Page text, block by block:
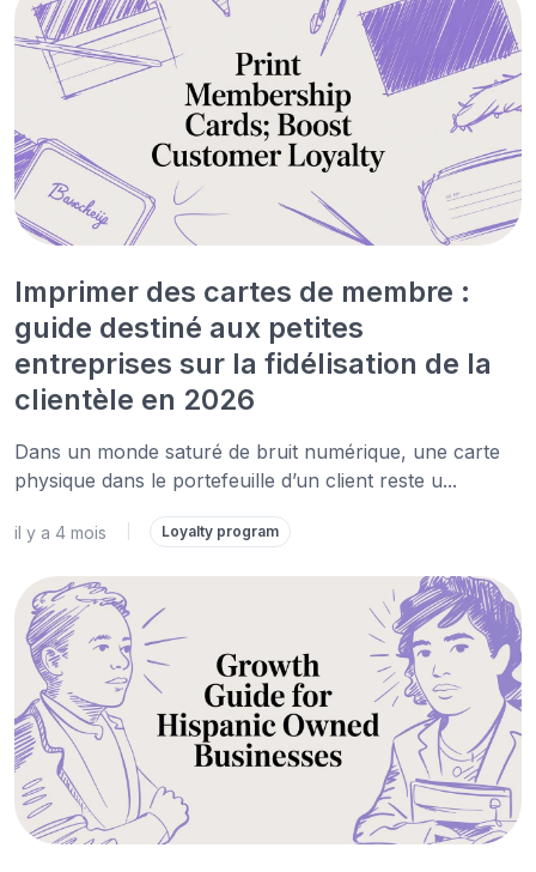
Imprimer des cartes de membre :
guide destiné aux petites
entreprises sur la fidélisation de la
clientèle en 2026
Dans un monde saturé de bruit numérique, une carte
physique dans le portefeuille d’un client reste u...
il y a 4 mois Loyalty program